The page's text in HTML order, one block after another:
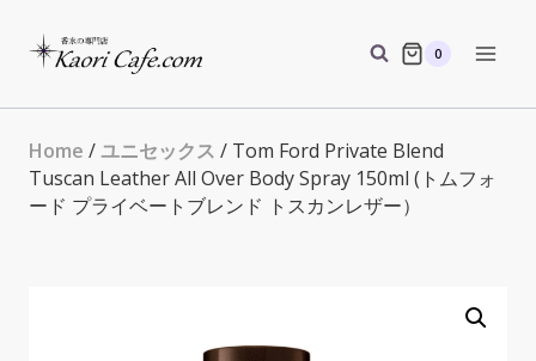
0
Home /ユニセックス / Tom Ford Private Blend
Tuscan Leather All Over Body Spray 150ml (トムフォ
ード プライベートブレンド トスカンレザー）